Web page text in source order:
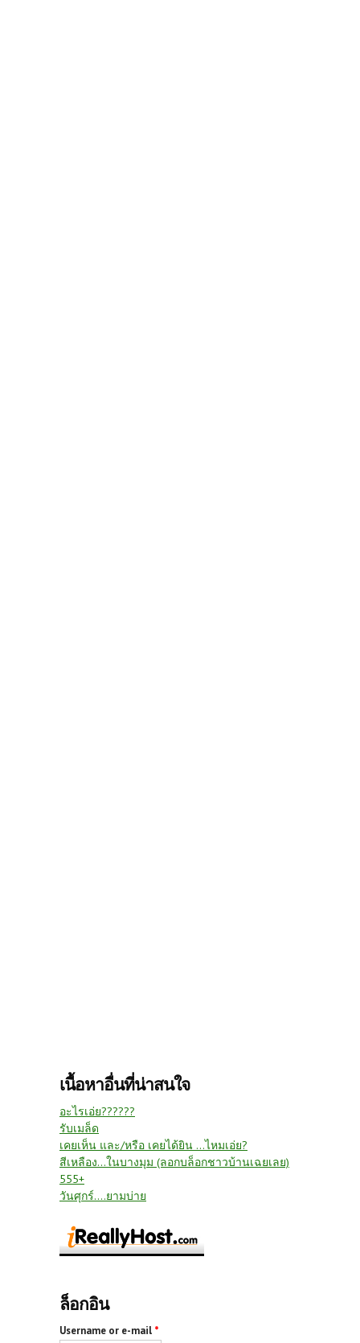
เนื้อหาอื่นที่น่าสนใจ
อะไรเอ่ย??????
รับเมล็ด
เคยเห็น และ/หรือ เคยได้ยิน ...ไหมเอ่ย?
สีเหลือง...ในบางมุม (ลอกบล็อกชาวบ้านเฉยเลย)
555+
วันศุกร์....ยามบ่าย
ล็อกอิน
Username or e-mail *